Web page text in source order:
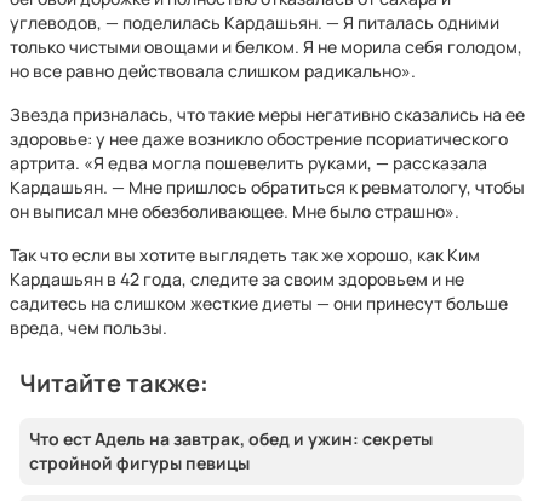
углеводов, — поделилась Кардашьян. — Я питалась одними
только чистыми овощами и белком. Я не морила себя голодом,
но все равно действовала слишком радикально».
Звезда призналась, что такие меры негативно сказались на ее
здоровье: у нее даже возникло обострение псориатического
артрита. «Я едва могла пошевелить руками, — рассказала
Кардашьян. — Мне пришлось обратиться к ревматологу, чтобы
он выписал мне обезболивающее. Мне было страшно».
Так что если вы хотите выглядеть так же хорошо, как Ким
Кардашьян в 42 года, следите за своим здоровьем и не
садитесь на слишком жесткие диеты — они принесут больше
вреда, чем пользы.
Читайте также:
Что ест Адель на завтрак, обед и ужин: секреты
стройной фигуры певицы